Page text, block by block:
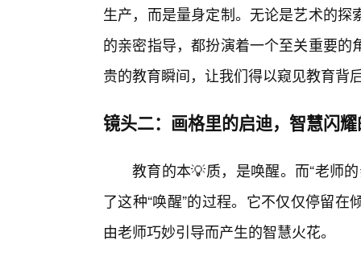
生产，而是量身定制。无论是艺术的
的亲密指导，都扮演着一个至关重要
贵的教育瞬间，让我们得以窥见教育背
镜头二：画格里的启迪，智慧闪
教育的本💡质，是唤醒。而“老师
了这种“唤醒”的过程。它不仅仅停留
由老师巧妙引导而产生的智慧火花。